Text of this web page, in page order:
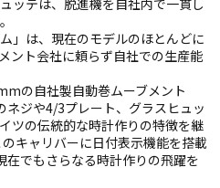
ッテは、脱進機を自社内で一貫し
」は、現在のモデルのほとんどに
ント会社に頼らず自社での生産能
の自社製自動巻ムーブメント
ネジや4/3プレート、グラスヒュッ
ツの伝統的な時計作りの特徴を継
キャリバーに日付表示機能を搭載
在でもさらなる時計作りの飛躍を